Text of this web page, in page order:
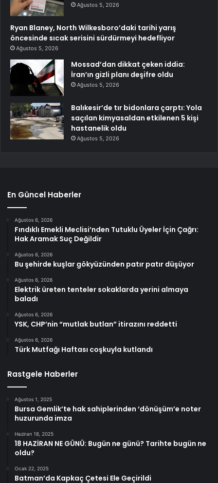
Ağustos 5, 2026
Ryan Blaney, North Wilkesboro’daki tarihi yarış
öncesinde sıcak serisini sürdürmeyi hedefliyor
Ağustos 5, 2026
Mossad’dan dikkat çeken iddia:
İran’ın gizli planı deşifre oldu
Ağustos 5, 2026
Balıkesir’de tır bidonlara çarptı: Yola
saçılan kimyasaldan etkilenen 5 kişi
hastanelik oldu
Ağustos 5, 2026
En Güncel Haberler
Ağustos 6, 2026
Fındıklı Emekli Meclisi’nden Tutuklu Üyeler İçin Çağrı:
Hak Aramak Suç Değildir
Ağustos 6, 2026
Bu şehirde kuşlar gökyüzünden patır patır düşüyor
Ağustos 6, 2026
Elektrik üreten tenteler sokaklarda yerini almaya
baladı
Ağustos 6, 2026
YSK, CHP’nin “mutlak butlan” itirazını reddetti
Ağustos 6, 2026
Türk Mutfağı Haftası coşkuyla kutlandı
Rastgele Haberler
Ağustos 1, 2025
Bursa Gemlik’te hak sahiplerinden ‘dönüşüm’e noter
huzurunda imza
Haziran 18, 2025
18 HAZİRAN NE GÜNÜ: Bugün ne günü? Tarihte bugün ne
oldu?
Ocak 22, 2025
Batman’da Kapkaç Çetesi Ele Geçirildi